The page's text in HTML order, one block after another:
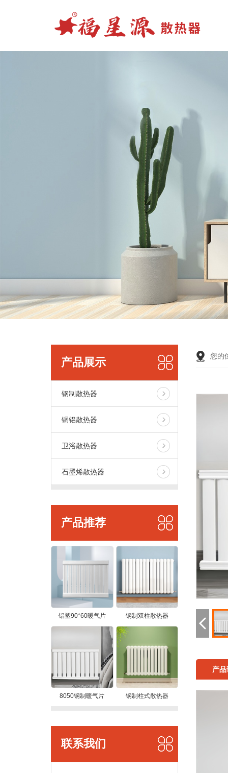
产品展示
钢制散热器
铜铝散热器
卫浴散热器
石墨烯散热器
产品推荐
铝塑90*60暖气片 钢制双柱散热器
8050钢制暖气片 钢制柱式散热器
联系我们
您的
产